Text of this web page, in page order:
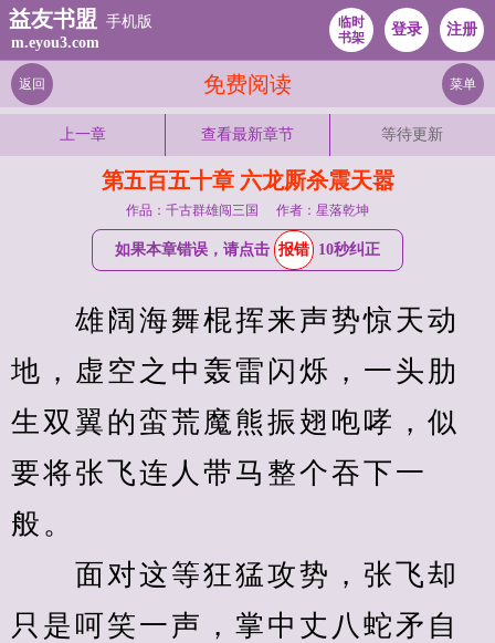
益友书盟 手机版
m.eyou3.com
临时
书架
登录 注册
免费阅读
返回 菜单
上一章 查看最新章节 等待更新
第五百五十章 六龙厮杀震天嚣
作品：千古群雄闯三国 作者：星落乾坤
如果本章错误，请点击 报错 10秒纠正
雄阔海舞棍挥来声势惊天动
地，虚空之中轰雷闪烁，一头肋
生双翼的蛮荒魔熊振翅咆哮，似
要将张飞连人带马整个吞下一
般。
面对这等狂猛攻势，张飞却
只是呵笑一声，掌中丈八蛇矛自